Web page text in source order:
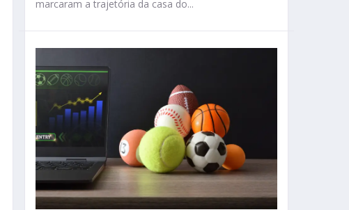
marcaram a trajetória da casa do...